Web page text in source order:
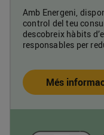
Amb Energeni,
control del teu
descobreix hàbits
responsables per
Més